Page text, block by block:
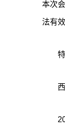
本次
法有效